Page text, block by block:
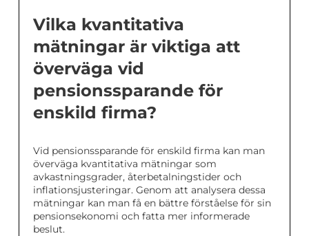
Vilka kvantitativa
mätningar är viktiga att
överväga vid
pensionssparande för
enskild firma?
Vid pensionssparande för enskild firma kan man
överväga kvantitativa mätningar som
avkastningsgrader, återbetalningstider och
inflationsjusteringar. Genom att analysera dessa
mätningar kan man få en bättre förståelse för sin
pensionsekonomi och fatta mer informerade
beslut.